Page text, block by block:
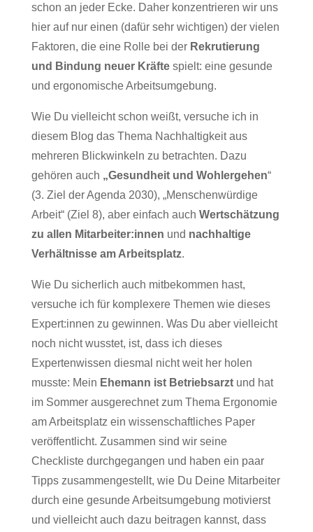
schon an jeder Ecke. Daher konzentrieren wir uns
hier auf nur einen (dafür sehr wichtigen) der vielen
Faktoren, die eine Rolle bei der Rekrutierung
und Bindung neuer Kräftespielt: eine gesunde
und ergonomische Arbeitsumgebung.
Wie Du vielleicht schon weißt, versuche ich in
diesem Blog das Thema Nachhaltigkeit aus
mehreren Blickwinkeln zu betrachten. Dazu
gehören auch „Gesundheit und Wohlergehen“
(3. Ziel der Agenda 2030), „Menschenwürdige
Arbeit“ (Ziel 8), aber einfach auch Wertschätzung
zu allen Mitarbeiter:innen und nachhaltige
Verhältnisse am Arbeitsplatz.
Wie Du sicherlich auch mitbekommen hast,
versuche ich für komplexere Themen wie dieses
Expert:innen zu gewinnen. Was Du aber vielleicht
noch nicht wusstet, ist, dass ich dieses
Expertenwissen diesmal nicht weit her holen
musste: Mein Ehemann ist Betriebsarztund hat
im Sommer ausgerechnet zum Thema Ergonomie
am Arbeitsplatz ein wissenschaftliches Paper
veröffentlicht. Zusammen sind wir seine
Checkliste durchgegangen und haben ein paar
Tipps zusammengestellt, wie Du Deine Mitarbeiter
durch eine gesunde Arbeitsumgebung motivierst
und vielleicht auch dazu beitragen kannst, dass